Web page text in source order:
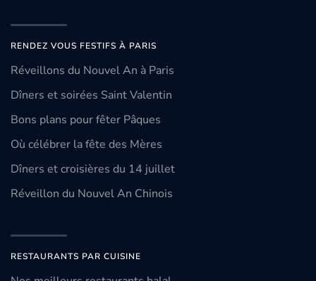
RENDEZ VOUS FESTIFS À PARIS
Réveillons du Nouvel An à Paris
Dîners et soirées Saint Valentin
Bons plans pour fêter Pâques
Où célébrer la fête des Mères
Dîners et croisières du 14 juillet
Réveillon du Nouvel An Chinois
RESTAURANTS PAR CUISINE